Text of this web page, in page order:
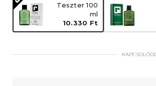
Teszter 100
ml
10.330 Ft